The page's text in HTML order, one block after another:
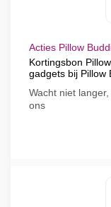
Acties Pillow
Kortingsbon
gadgets bij Pillow
Wacht niet
ons